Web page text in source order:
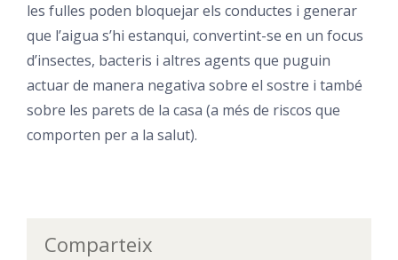
les fulles poden bloquejar els conductes i generar
que l’aigua s’hi estanqui, convertint-se en un focus
d’insectes, bacteris i altres agents que puguin
actuar de manera negativa sobre el sostre i també
sobre les parets de la casa (a més de riscos que
comporten per a la salut).
Comparteix